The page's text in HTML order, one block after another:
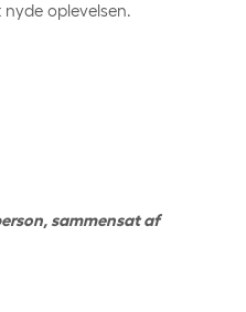
oplevelsen.
sammensat af